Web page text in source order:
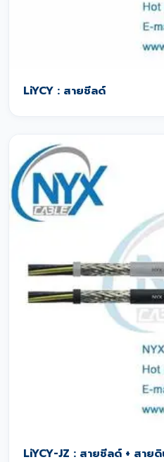
LiYCY : สายชีลด์
LiYCY-JZ : สายชีลด์ + สาย